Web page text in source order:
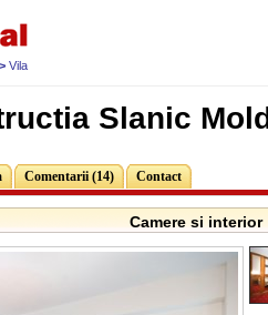
> Vila
Slanic
Comentarii (14) Contact
Camere si interior